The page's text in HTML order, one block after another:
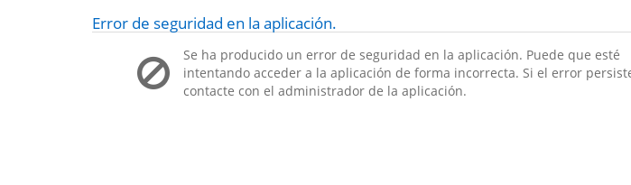
Error de seguridad en la aplicación.
Se ha producido un error de seguridad en la aplicación. Puede que esté
intentando acceder a la aplicación de forma incorrecta. Si el error
contacte con el administrador de la aplicación.